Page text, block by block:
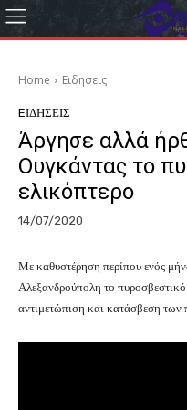
Home Eιδησεις
EΙΔΗΣΕΙΣ
Άργησε αλλά
Ουγκάντας το
ελικόπτερο
14/07/2020
Με καθυστέρηση περίπου ενός
Αλεξανδρούπολη το
αντιμετώπιση και κατάσβεση των